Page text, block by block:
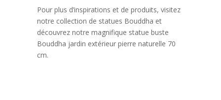
Pour plus d’inspirations et de produits, visitez
notre collection de statues Bouddha et
découvrez notre magnifique statue buste
Bouddha jardin extérieur pierre naturelle 70
cm.